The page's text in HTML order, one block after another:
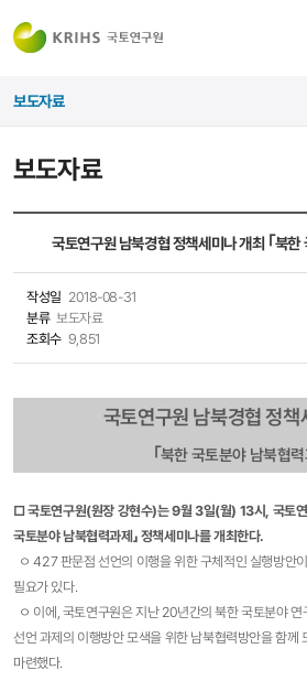
보도자료
보도자료
국토연구원 남북경협 정책세미나 개최 ｢북한
작성일 2018-08-31
분류 보도자료
조회수 9,851
국토연구원 남북경협 정책
｢북한 국토분야 남북협
□ 국토연구원(원장 강현수)는 9월 3일(월) 13시, 국토연
국토분야 남북협력과제」 정책세미나를 개최한다.
ㅇ 427 판문점 선언의 이행을 위한 구체적인 실행방안
필요가 있다.
ㅇ 이에, 국토연구원은 지난 20년간의 북한 국토분야
선언 과제의 이행방안 모색을 위한 남북협력방안을 함께
마련했다.